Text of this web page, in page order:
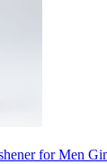
for Men